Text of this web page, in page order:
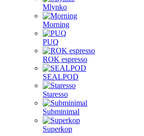
Mlynko
Morning
PUQ
ROK espresso
SEALPOD
Staresso
Subminimal
Superkop